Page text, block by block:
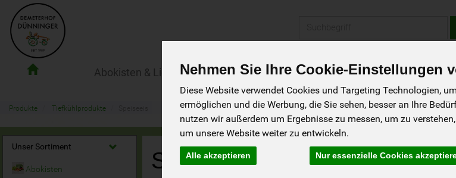
Nehmen Sie Ihre Cookie-Einstellungen
Diese Website verwendet Cookies und Targeting Technologien,
ermöglichen und die Werbung, die Sie sehen, besser an Ihre
nutzen wir außerdem um Ergebnisse zu messen, um zu
um unsere Website weiter zu entwickeln.
Alle akzeptieren Nur essenzielle Cookies
Lieferdienst
Abokisten & Lieferservice Der Hofladen Rezepte Wir über uns
Produkte Tiefkühlprodukte
Unser Sortiment
Abokisten Speiseeis